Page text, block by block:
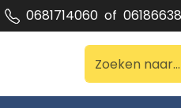
0681714060 of